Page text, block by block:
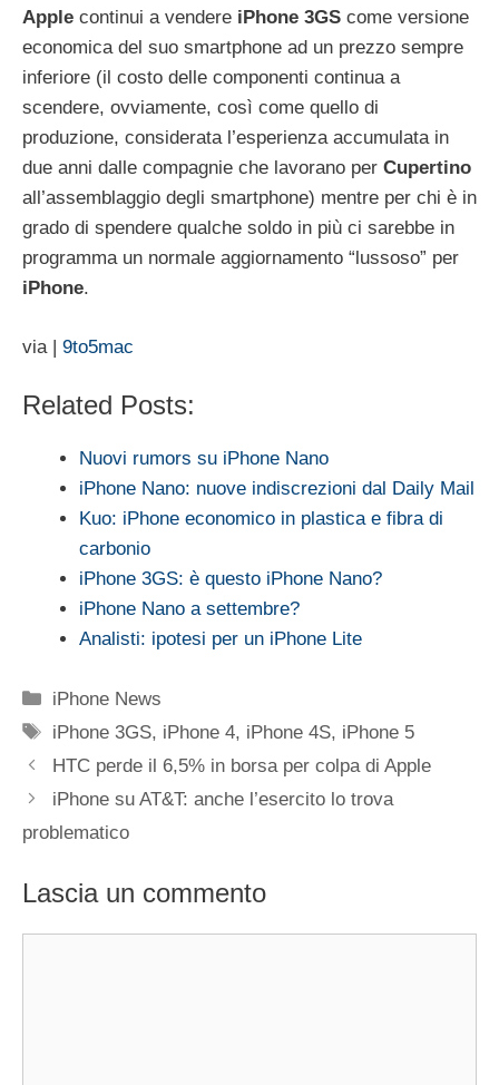
Apple continui a vendere iPhone 3GS come versione
economica del suo smartphone ad un prezzo sempre
inferiore (il costo delle componenti continua a
scendere, ovviamente, così come quello di
produzione, considerata l’esperienza accumulata in
due anni dalle compagnie che lavorano per Cupertino
all’assemblaggio degli smartphone) mentre per chi è in
grado di spendere qualche soldo in più ci sarebbe in
programma un normale aggiornamento “lussoso” per
iPhone.
via | 9to5mac
Related Posts:
Nuovi rumors su iPhone Nano
iPhone Nano: nuove indiscrezioni dal Daily Mail
Kuo: iPhone economico in plastica e fibra di
carbonio
iPhone 3GS: è questo iPhone Nano?
iPhone Nano a settembre?
Analisti: ipotesi per un iPhone Lite
Categorie
iPhone News
Tag
iPhone 3GS, iPhone 4, iPhone 4S, iPhone 5
HTC perde il 6,5% in borsa per colpa di Apple
iPhone su AT&T: anche l’esercito lo trova
problematico
Lascia un commento